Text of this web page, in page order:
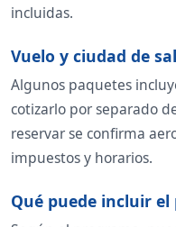
incluidas.
Vuelo y ciudad de
Algunos paquetes
cotizarlo por separado
reservar se confirma
impuestos y horarios.
Qué puede incluir el